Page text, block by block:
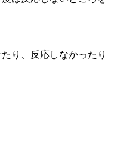
り、反応しなかったり